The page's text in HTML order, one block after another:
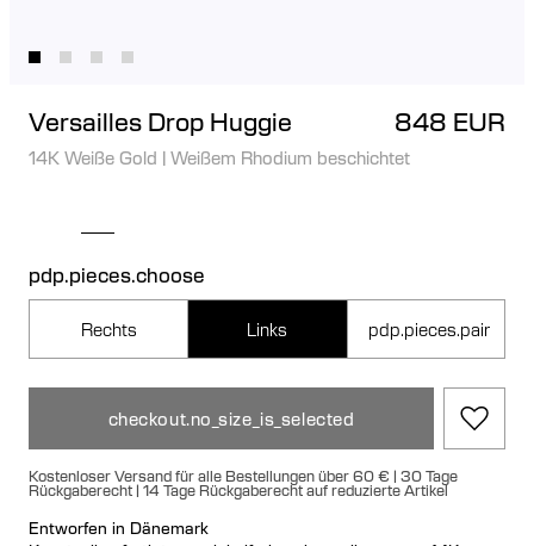
Versailles Drop Huggie 848 EUR
14K Weiße Gold | Weißem Rhodium beschichtet
pdp.pieces.choose
Rechts Links pdp.pieces.pair
checkout.no_size_is_selected
Kostenloser Versand für alle Bestellungen über 60 € | 30 Tage
Rückgaberecht | 14 Tage Rückgaberecht auf reduzierte Artikel
Entworfen in Dänemark